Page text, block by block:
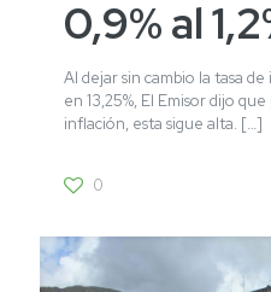
0,9% al
Al dejar sin cambio la tasa
en 13,25%, El Emisor dijo
inflación, esta sigue alta. […]
0